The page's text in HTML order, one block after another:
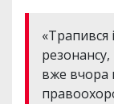
«Трапився
вже вчора